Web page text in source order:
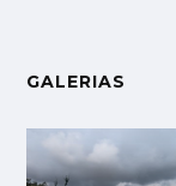
GALERIAS